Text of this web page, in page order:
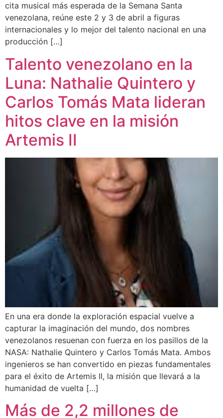
cita musical más esperada de la Semana Santa
venezolana, reúne este 2 y 3 de abril a figuras
internacionales y lo mejor del talento nacional en una
producción […]
Talento venezolano en la
Luna: Nathalie Quintero y
Carlos Tomás Mata lideran
hitos clave en la misión
Artemis II
En una era donde la exploración espacial vuelve a
capturar la imaginación del mundo, dos nombres
venezolanos resuenan con fuerza en los pasillos de la
NASA: Nathalie Quintero y Carlos Tomás Mata. Ambos
ingenieros se han convertido en piezas fundamentales
para el éxito de Artemis II, la misión que llevará a la
humanidad de vuelta […]
Más de 2,2 millones de